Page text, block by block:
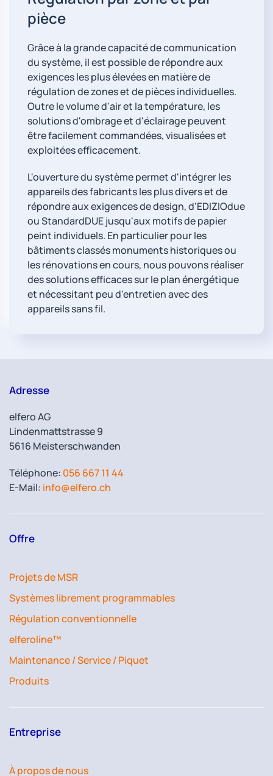
pièce
Grâce à la grande capacité de communication
du système, il est possible de répondre aux
exigences les plus élevées en matière de
régulation de zones et de pièces individuelles.
Outre le volume d'air et la température, les
solutions d'ombrage et d'éclairage peuvent
être facilement commandées, visualisées et
exploitées efficacement.
L'ouverture du système permet d'intégrer les
appareils des fabricants les plus divers et de
répondre aux exigences de design, d'EDIZIOdue
ou StandardDUE jusqu'aux motifs de papier
peint individuels. En particulier pour les
bâtiments classés monuments historiques ou
les rénovations en cours, nous pouvons réaliser
des solutions efficaces sur le plan énergétique
et nécessitant peu d'entretien avec des
appareils sans fil.
Adresse
elfero AG
Lindenmattstrasse 9
5616 Meisterschwanden
Téléphone: 056 667 11 44
E-Mail: info@elfero.ch
Offre
Projets de MSR
Systèmes librement programmables
Régulation conventionnelle
elferoline™
Maintenance / Service / Piquet
Produits
Entreprise
À propos de nous